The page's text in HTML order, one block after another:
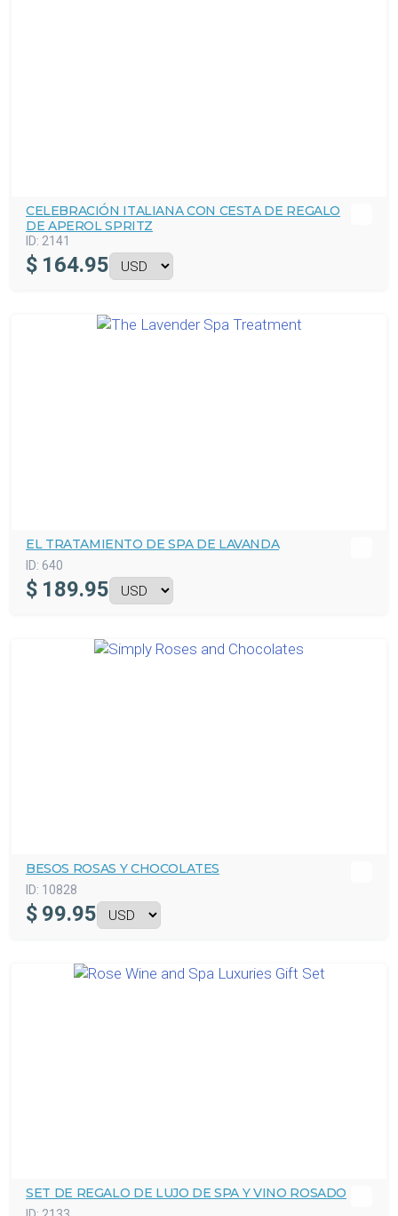
CELEBRACIÓN ITALIANA CON CESTA DE REGALO
DE APEROL SPRITZ
ID: 2141
$ 164.95
EL TRATAMIENTO DE SPA DE LAVANDA
ID: 640
$ 189.95
BESOS ROSAS Y CHOCOLATES
ID: 10828
$ 99.95
SET DE REGALO DE LUJO DE SPA Y VINO ROSADO